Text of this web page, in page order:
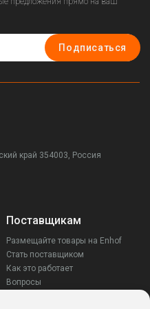
Подписаться
край 354003, Россия
Поставщикам
Размещайте товары на Enhof
Стать поставщиком
Как это работает
Вопросы